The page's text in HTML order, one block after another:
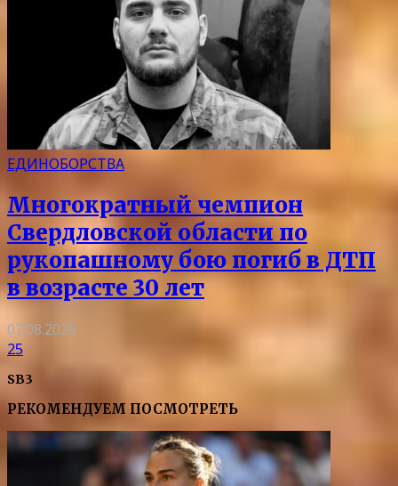
ЕДИНОБОРСТВА
Многократный чемпион
Свердловской области по
рукопашному бою погиб в ДТП
в возрасте 30 лет
07.08.2026
25
SB3
РЕКОМЕНДУЕМ ПОСМОТРЕТЬ